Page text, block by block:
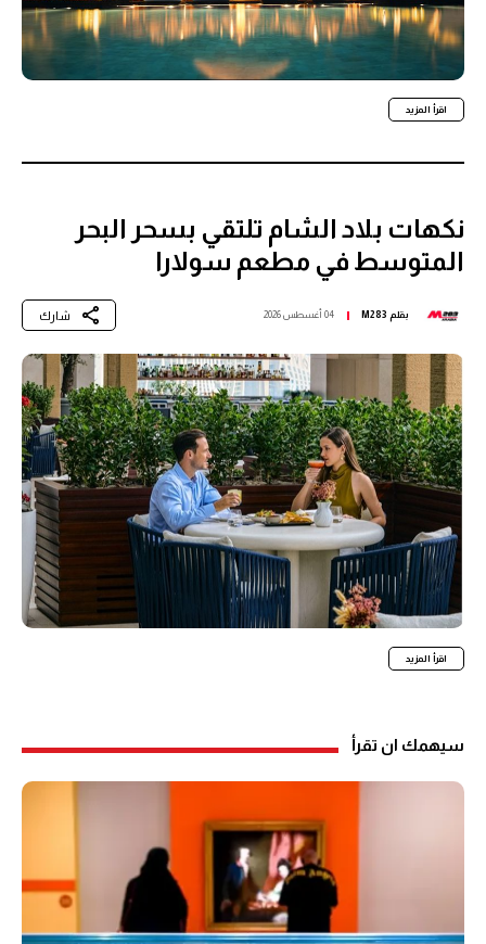
اقرأ المزيد
نكهات بلاد الشام تلتقي بسحر البحر
المتوسط في مطعم سولارا
بقلم M283 04 أغسطس 2026 شارك
اقرأ المزيد
سيهمك ان تقرأ